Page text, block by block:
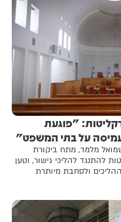
"פוגעת
על בתי המשפט"
מלמד, מתח ביקורת
להתנגד להליכי גישור, וטען
ולסחבת מיותרת